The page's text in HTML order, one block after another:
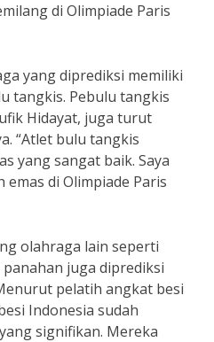
di Olimpiade Paris
yang diprediksi memiliki
tangkis. Pebulu tangkis
Hidayat, juga turut
“Atlet bulu tangkis
yang sangat baik. Saya
di Olimpiade Paris
olahraga lain seperti
juga diprediksi
pelatih angkat besi
Indonesia sudah
signifikan. Mereka